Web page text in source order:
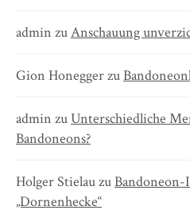
admin zuAnschauung
Gion Honeggerzu
admin zuUnterschiedliche
Bandoneons?
Holger Stielauzu
„Dornenhecke“